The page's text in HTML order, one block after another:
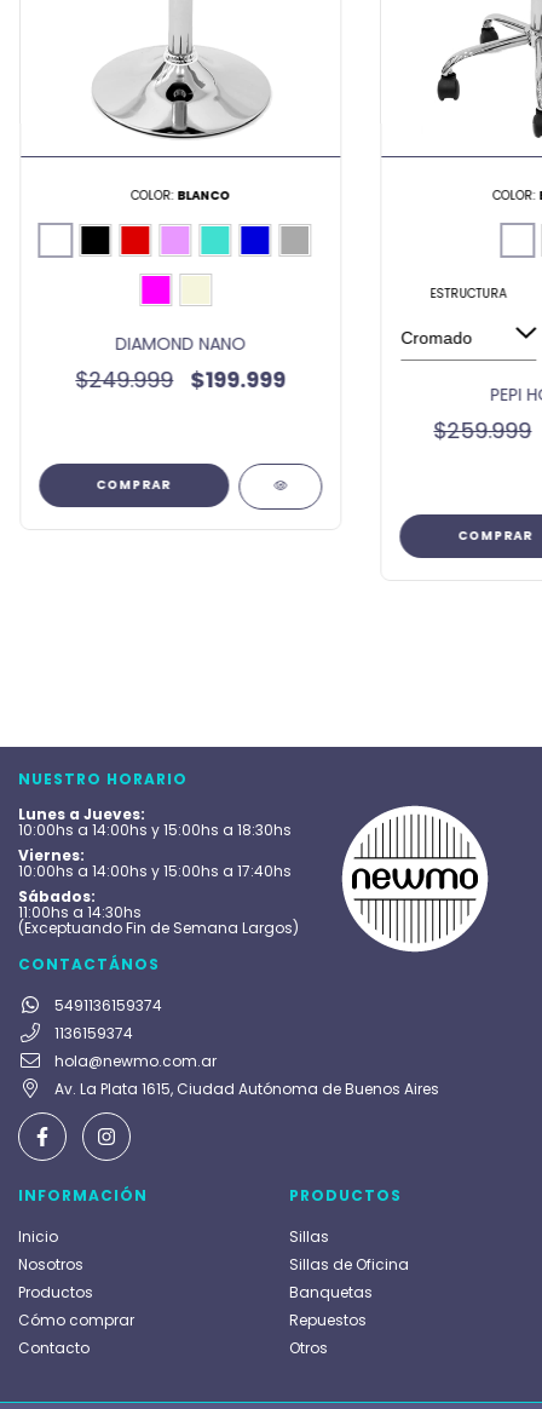
COLOR: BLANCO
DIAMOND NANO
$249.999 $199.999
COMPRAR
COLOR:
ESTRUCTURA
PEPI
$259.999
COMPRAR
NUESTRO HORARIO
Lunes a Jueves:
10:00hs a 14:00hs y 15:00hs a 18:30hs
Viernes:
10:00hs a 14:00hs y 15:00hs a 17:40hs
Sábados:
11:00hs a 14:30hs
(Exceptuando Fin de Semana Largos)
CONTACTÁNOS
5491136159374
1136159374
hola@newmo.com.ar
Av. La Plata 1615, Ciudad Autónoma de Buenos Aires
INFORMACIÓN
Inicio
Nosotros
Productos
Cómo comprar
Contacto
PRODUCTOS
Sillas
Sillas de Oficina
Banquetas
Repuestos
Otros